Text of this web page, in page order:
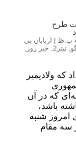
طرح
| اربابان بی
تیتر2 خبر روز
که ولادیمیر
که در آن
باشد،
شنبه
سه مقام